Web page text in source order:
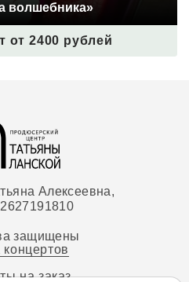
от 2400 рублей
волшебника»
Алексеевна,
защищены
на заказ